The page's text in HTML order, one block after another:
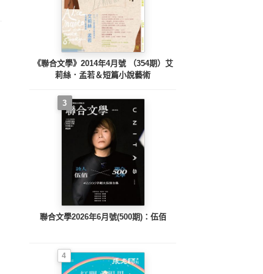
《聯合文學》2014年4月號 （354期）艾
莉絲．孟若＆短篇小說藝術
3
聯合文學2026年6月號(500期)：伍佰
4